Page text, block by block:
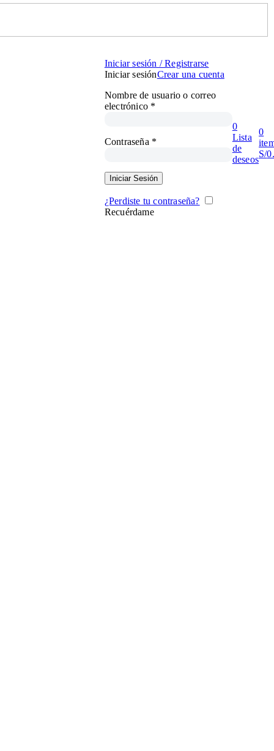
Iniciar sesión / Registrarse
Iniciar sesiónCrear una cuenta
Nombre de usuario o correo
electrónico *
Contraseña *
Iniciar Sesión
¿Perdiste tu contraseña?
Recuérdame
0
Lista
de
deseos
0
S/